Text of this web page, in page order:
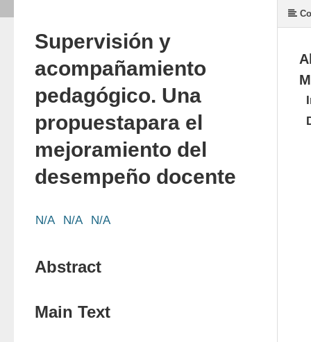
Supervisión y
acompañamiento
pedagógico. Una
propuestapara el
mejoramiento del
desempeño docente
N/A N/A N/A
Abstract
Main Text